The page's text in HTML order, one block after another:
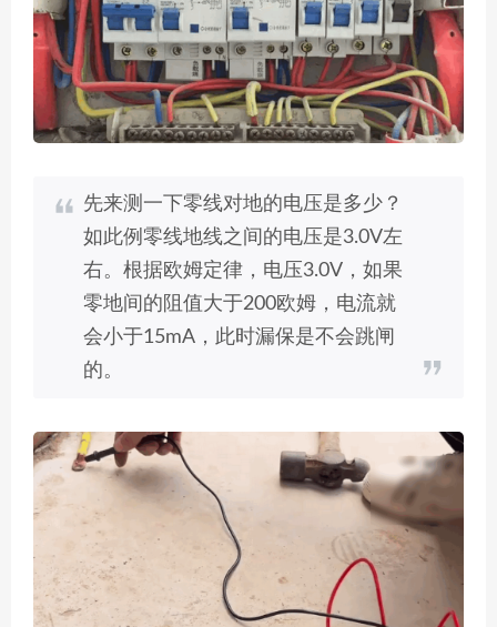
先来测一下零线对地的电压是多少？
如此例零线地线之间的电压是3.0V左
右。根据欧姆定律，电压3.0V，如果
零地间的阻值大于200欧姆，电流就
会小于15mA，此时漏保是不会跳闸
的。